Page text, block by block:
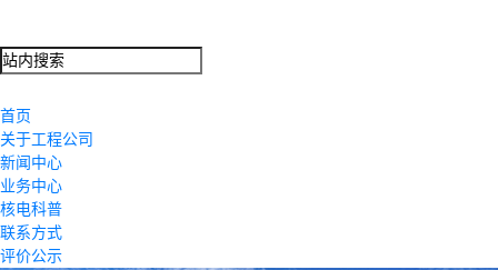
首页
关于工程公司
新闻中心
业务中心
核电科普
联系方式
评价公示